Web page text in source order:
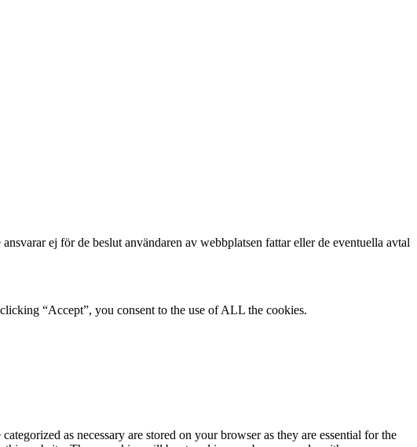
ej för de beslut användaren av webbplatsen fattar eller de eventuella avtal
“Accept”, you consent to the use of ALL the cookies.
as necessary are stored on your browser as they are essential for the